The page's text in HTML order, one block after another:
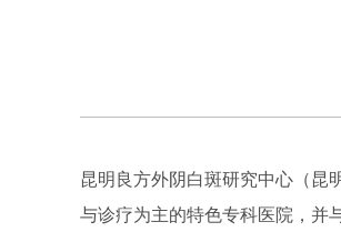
昆明良方外阴白斑研究中心（昆
与诊疗为主的特色专科医院，并